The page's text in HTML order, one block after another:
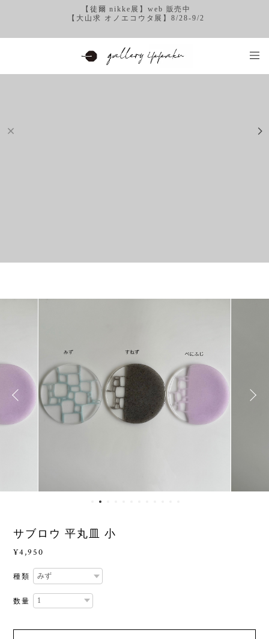
【徒爾 nikke展】web 販売中
【大山求 オノエコウタ展】8/28-9/2
サブロウ 平丸皿 小
¥4,950
種類
数量